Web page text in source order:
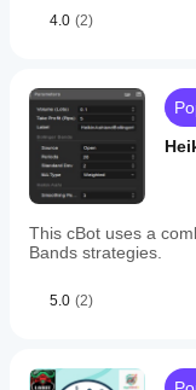
4.0 (2)
This cBot uses a
Bands strategies.
5.0 (2)